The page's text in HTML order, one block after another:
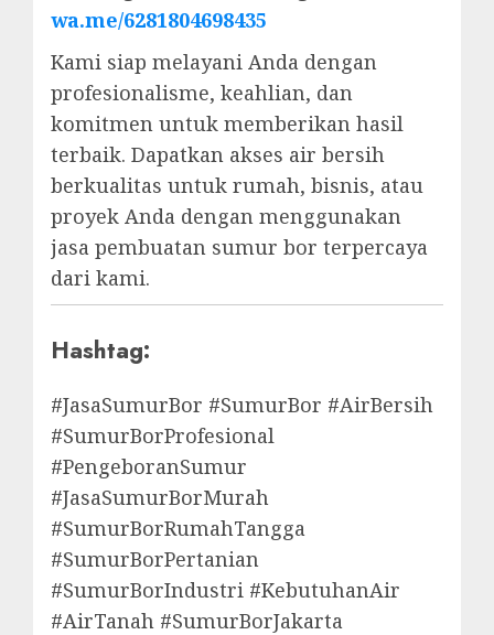
wa.me/6281804698435
Kami siap melayani Anda dengan
profesionalisme, keahlian, dan
komitmen untuk memberikan hasil
terbaik. Dapatkan akses air bersih
berkualitas untuk rumah, bisnis, atau
proyek Anda dengan menggunakan
jasa pembuatan sumur bor terpercaya
dari kami.
Hashtag:
#JasaSumurBor #SumurBor #AirBersih
#SumurBorProfesional
#PengeboranSumur
#JasaSumurBorMurah
#SumurBorRumahTangga
#SumurBorPertanian
#SumurBorIndustri #KebutuhanAir
#AirTanah #SumurBorJakarta